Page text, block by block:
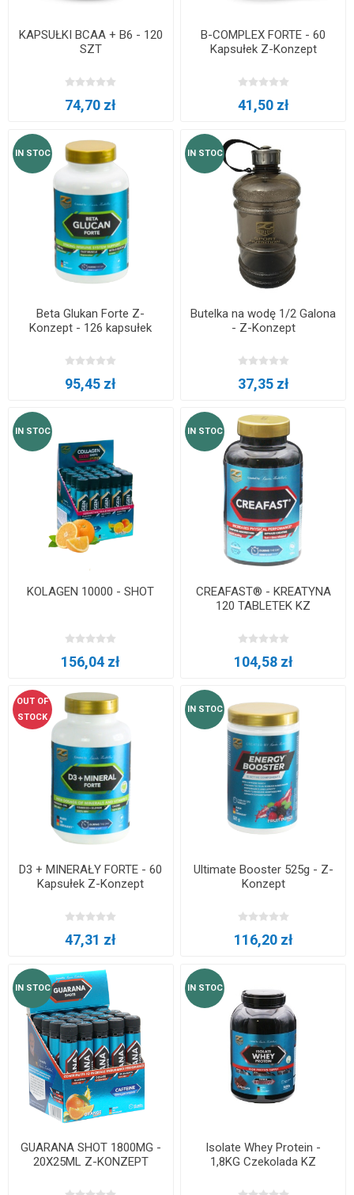
KAPSUŁKI BCAA + B6 - 120
SZT
74,70 zł
B-COMPLEX FORTE - 60
Kapsułek Z-Konzept
41,50 zł
IN STOC
Beta Glukan Forte Z-
Konzept - 126 kapsułek
95,45 zł
IN STOC
Butelka na wodę 1/2 Galona
- Z-Konzept
37,35 zł
IN STOC
KOLAGEN 10000 - SHOT
156,04 zł
IN STOC
CREAFAST® - KREATYNA
120 TABLETEK KZ
104,58 zł
OUT OF
STOCK
D3 + MINERAŁY FORTE - 60
Kapsułek Z-Konzept
47,31 zł
IN STOC
Ultimate Booster 525g - Z-
Konzept
116,20 zł
IN STOC
GUARANA SHOT 1800MG -
20X25ML Z-KONZEPT
IN STOC
Isolate Whey Protein -
1,8KG Czekolada KZ